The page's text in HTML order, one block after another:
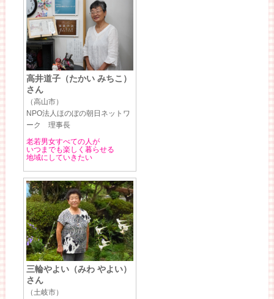
高井道子（たかい みちこ）
さん
（高山市）
NPO法人ほのぼの朝日ネットワ
ーク 理事長
老若男女すべての人が
いつまでも楽しく暮らせる
地域にしていきたい
三輪やよい（みわ やよい）
さん
（土岐市）